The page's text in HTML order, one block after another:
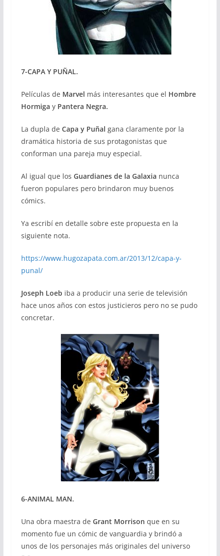
7-CAPA Y PUÑAL.
Películas de Marvel más interesantes que el Hombre
Hormiga yPantera Negra.
La dupla de Capa y Puñal gana claramente por la
dramática historia de sus protagonistas que
conforman una pareja muy especial.
Al igual que los Guardianes de la Galaxia nunca
fueron populares pero brindaron muy buenos
cómics.
Ya escribí en detalle sobre este propuesta en la
siguiente nota.
https://www.hugozapata.com.ar/2013/12/capa-y-
punal/
Joseph Loeb iba a producir una serie de televisión
hace unos años con estos justicieros pero no se pudo
concretar.
6-ANIMAL MAN.
Una obra maestra de Grant Morrison que en su
momento fue un cómic de vanguardia y brindó a
unos de los personajes más originales del universo